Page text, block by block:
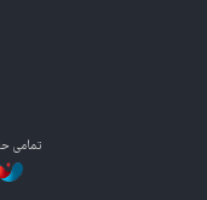
تمامی